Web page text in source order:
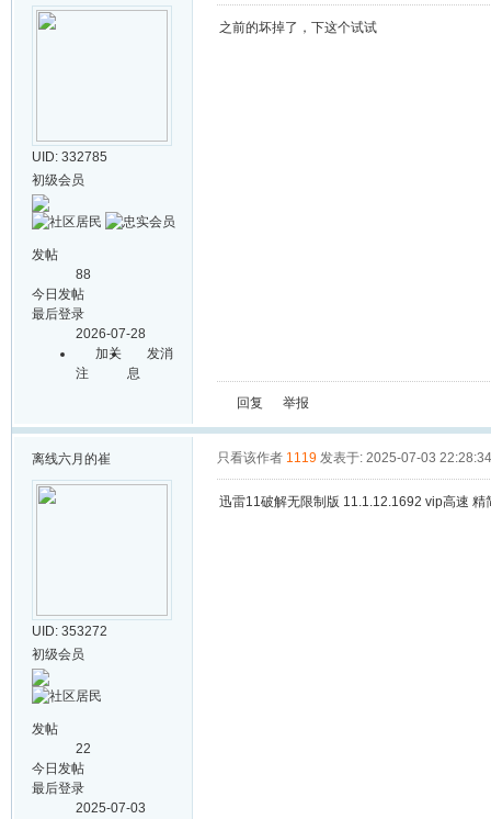
UID: 332785
初级会员
发帖
88
今日发帖
最后登录
2026-07-28
加关
注
发消
息
之前的坏掉了，下这个试试
回复 举报
离线六月的崔
UID: 353272
初级会员
发帖
22
今日发帖
最后登录
2025-07-03
只看该作者 1119 发表于: 2025-07-03 22:28:34
迅雷11破解无限制版 11.1.12.1692 vip高速 精